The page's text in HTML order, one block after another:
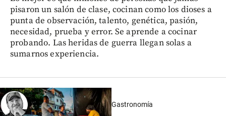
pisaron un salón de clase, cocinan como los dioses a
punta de observación, talento, genética, pasión,
necesidad, prueba y error. Se aprende a cocinar
probando. Las heridas de guerra llegan solas a
sumarnos experiencia.
Gastronomía